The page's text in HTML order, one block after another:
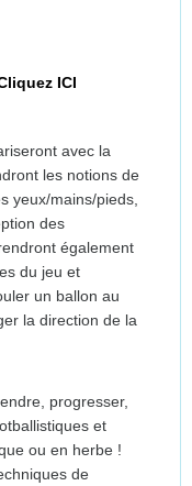
ICI
avec la
les notions de
yeux/mains/pieds,
des
également
du jeu et
un ballon au
la direction de la
progresser,
et
ou en herbe !
de